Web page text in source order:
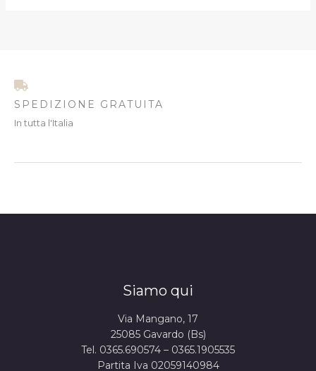
SPEDIZIONE GRATUITA
In tutta l'Italia
Siamo qui
Via Mangano, 17
25085 Gavardo (Bs)
Tel. 0365.690574 – 0365.1905535
Partita Iva 02059140984